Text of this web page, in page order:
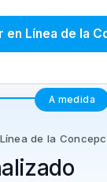
en Línea de la
A medida
de la